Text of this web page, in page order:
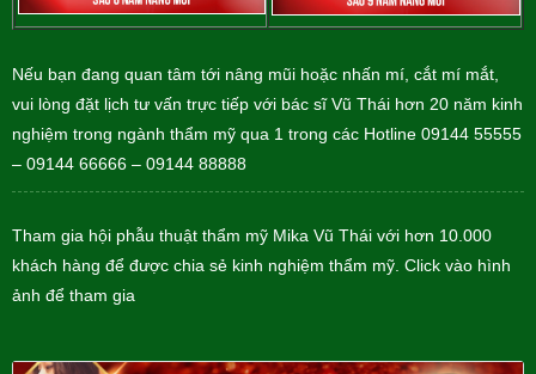
Nếu bạn đang quan tâm tới nâng mũi hoặc nhấn mí, cắt mí mắt,
vui lòng đặt lịch tư vấn trực tiếp với bác sĩ Vũ Thái hơn 20 năm kinh
nghiệm trong ngành thẩm mỹ qua 1 trong các Hotline 09144 55555
– 09144 66666 – 09144 88888
Tham gia hội phẫu thuật thẩm mỹ Mika Vũ Thái với hơn 10.000
khách hàng để được chia sẻ kinh nghiệm thẩm mỹ. Click vào hình
ảnh để tham gia